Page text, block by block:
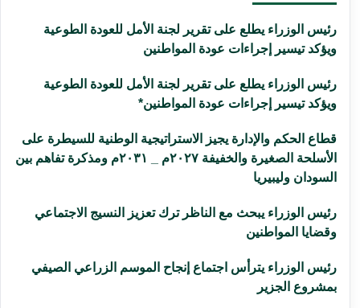
رئيس الوزراء يطلع على تقرير لجنة الأمل للعودة الطوعية
ويؤكد تيسير إجراءات عودة المواطنين
رئيس الوزراء يطلع على تقرير لجنة الأمل للعودة الطوعية
ويؤكد تيسير إجراءات عودة المواطنين*
قطاع الحكم والإدارة يجيز الاستراتيجية الوطنية للسيطرة على
الأسلحة الصغيرة والخفيفة ٢٠٢٧م _ ٢٠٣١م ومذكرة تفاهم بين
السودان وليبيريا
رئيس الوزراء يبحث مع الناظر ترك تعزيز النسيج الاجتماعي
وقضايا المواطنين
رئيس الوزراء يترأس اجتماع إنجاح الموسم الزراعي الصيفي
بمشروع الجزير